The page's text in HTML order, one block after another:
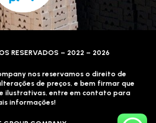
RESERVADOS – 2022 – 2026
nos reservamos o direito de
de preços, e bem firmar que
ilustrativas, entre em contato para
informações!